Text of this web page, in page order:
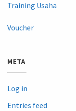
Training Usaha
Voucher
META
Log in
Entries feed